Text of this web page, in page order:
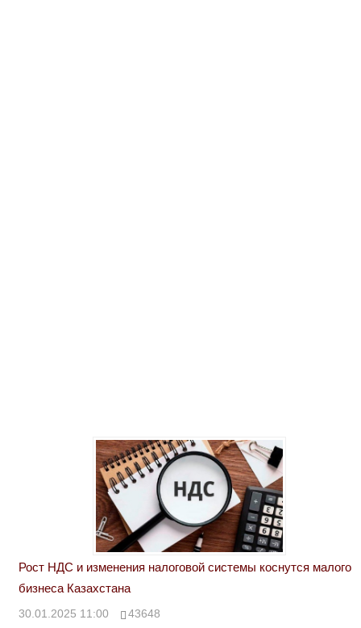
Рост НДС и изменения налоговой системы коснутся малого
бизнеса Казахстана
30.01.2025 11:00 43648